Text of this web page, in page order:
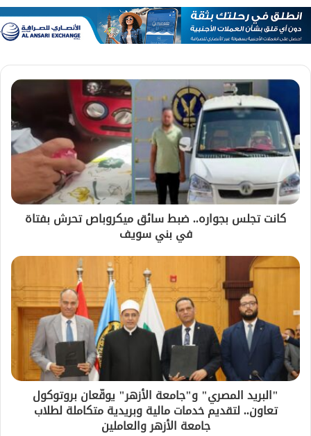
كانت تجلس بجواره.. ضبط سائق ميكروباص تحرش بفتاة
في بني سويف
"البريد المصري" و"جامعة الأزهر" يوقّعان بروتوكول
تعاون.. لتقديم خدمات مالية وبريدية متكاملة لطلاب
جامعة الأزهر والعاملين